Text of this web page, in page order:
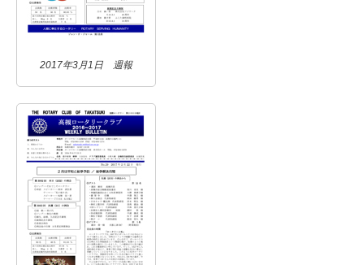
2017年3月1日 週報